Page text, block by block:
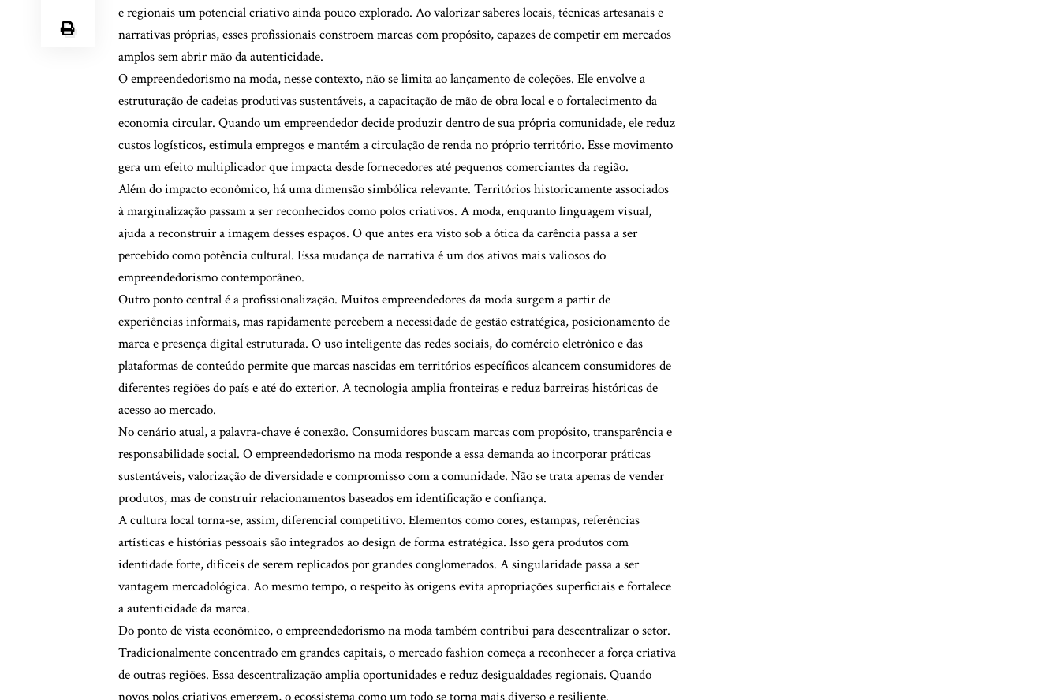
e regionais um potencial criativo ainda pouco explorado. Ao valorizar saberes locais, técnicas artesanais e
narrativas próprias, esses profissionais constroem marcas com propósito, capazes de competir em mercados
amplos sem abrir mão da autenticidade.
O empreendedorismo na moda, nesse contexto, não se limita ao lançamento de coleções. Ele envolve a
estruturação de cadeias produtivas sustentáveis, a capacitação de mão de obra local e o fortalecimento da
economia circular. Quando um empreendedor decide produzir dentro de sua própria comunidade, ele reduz
custos logísticos, estimula empregos e mantém a circulação de renda no próprio território. Esse movimento
gera um efeito multiplicador que impacta desde fornecedores até pequenos comerciantes da região.
Além do impacto econômico, há uma dimensão simbólica relevante. Territórios historicamente associados
à marginalização passam a ser reconhecidos como polos criativos. A moda, enquanto linguagem visual,
ajuda a reconstruir a imagem desses espaços. O que antes era visto sob a ótica da carência passa a ser
percebido como potência cultural. Essa mudança de narrativa é um dos ativos mais valiosos do
empreendedorismo contemporâneo.
Outro ponto central é a profissionalização. Muitos empreendedores da moda surgem a partir de
experiências informais, mas rapidamente percebem a necessidade de gestão estratégica, posicionamento de
marca e presença digital estruturada. O uso inteligente das redes sociais, do comércio eletrônico e das
plataformas de conteúdo permite que marcas nascidas em territórios específicos alcancem consumidores de
diferentes regiões do país e até do exterior. A tecnologia amplia fronteiras e reduz barreiras históricas de
acesso ao mercado.
No cenário atual, a palavra-chave é conexão. Consumidores buscam marcas com propósito, transparência e
responsabilidade social. O empreendedorismo na moda responde a essa demanda ao incorporar práticas
sustentáveis, valorização de diversidade e compromisso com a comunidade. Não se trata apenas de vender
produtos, mas de construir relacionamentos baseados em identificação e confiança.
A cultura local torna-se, assim, diferencial competitivo. Elementos como cores, estampas, referências
artísticas e histórias pessoais são integrados ao design de forma estratégica. Isso gera produtos com
identidade forte, difíceis de serem replicados por grandes conglomerados. A singularidade passa a ser
vantagem mercadológica. Ao mesmo tempo, o respeito às origens evita apropriações superficiais e fortalece
a autenticidade da marca.
Do ponto de vista econômico, o empreendedorismo na moda também contribui para descentralizar o setor.
Tradicionalmente concentrado em grandes capitais, o mercado fashion começa a reconhecer a força criativa
de outras regiões. Essa descentralização amplia oportunidades e reduz desigualdades regionais. Quando